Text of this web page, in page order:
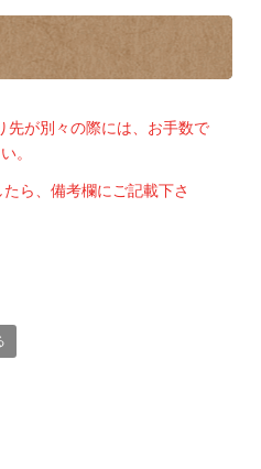
が別々の際には、お手数で
。
ら、備考欄にご記載下さ